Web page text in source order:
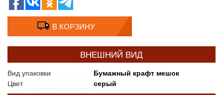
В КОРЗИНУ
ВНЕШНИЙ ВИД
Вид упаковки
Бумажный крафт мешок
Цвет
серый